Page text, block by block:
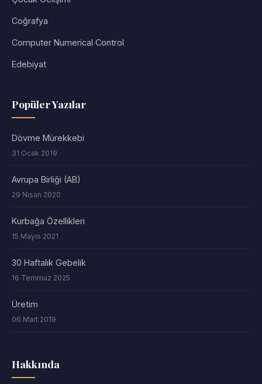
Coğrafya
Computer Numerical Control
Edebiyat
Popüler Yazılar
Dövme Mürekkebi
31 Ocak 2019
Avrupa Birliği (AB)
29 Nisan 2020
Kurbağa Özellikleri
15 Mayıs 2021
30 Haftalık Gebelik
16 Temmuz 2025
Üretim
06 Mart 2019
Hakkında